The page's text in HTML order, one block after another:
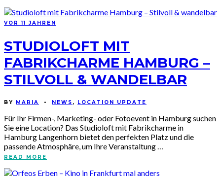
VOR 11 JAHREN
STUDIOLOFT MIT
FABRIKCHARME HAMBURG –
STILVOLL & WANDELBAR
BY MARIA • NEWS , LOCATION UPDATE
Für Ihr Firmen-, Marketing- oder Fotoevent in Hamburg suchen
Sie eine Location? Das Studioloft mit Fabrikcharme in
Hamburg Langenhorn bietet den perfekten Platz und die
passende Atmosphäre, um Ihre Veranstaltung …
READ MORE